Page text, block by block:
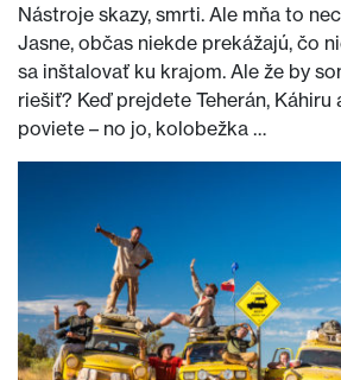
Nástroje skazy, smrti. Ale mňa to
Jasne, občas niekde prekážajú, čo
sa inštalovať ku krajom. Ale že by
riešiť? Keď prejdete Teherán, Káhiru
poviete – no jo, kolobežka …